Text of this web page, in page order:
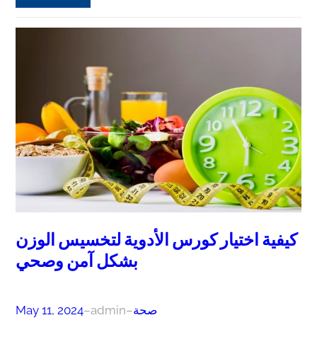
كيفية اختيار كورس الأدوية لتخسيس الوزن
بشكل آمن وصحي
May 11, 2024–admin–صحة